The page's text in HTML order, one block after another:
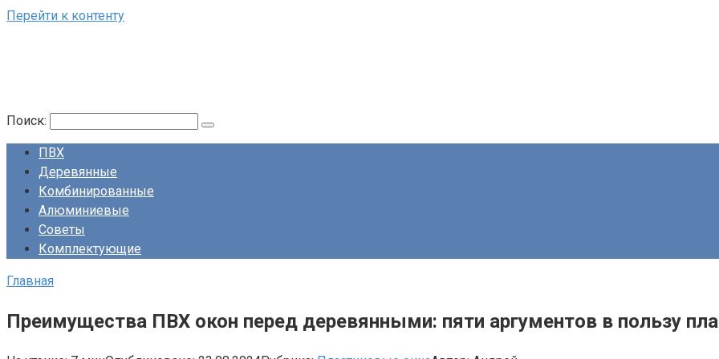
Перейти к контенту
Поиск:
ПВХ
Деревянные
Комбинированные
Алюминиевые
Советы
Комплектующие
Главная
Преимущества ПВХ окон перед деревянными: пяти аргументов в пользу